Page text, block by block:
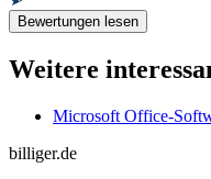
Bewertungen lesen
Weitere
Microsoft Office-
billiger.de